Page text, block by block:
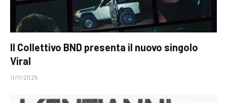
Il Collettivo BND presenta il nuovo singolo
Viral
11/11/2025